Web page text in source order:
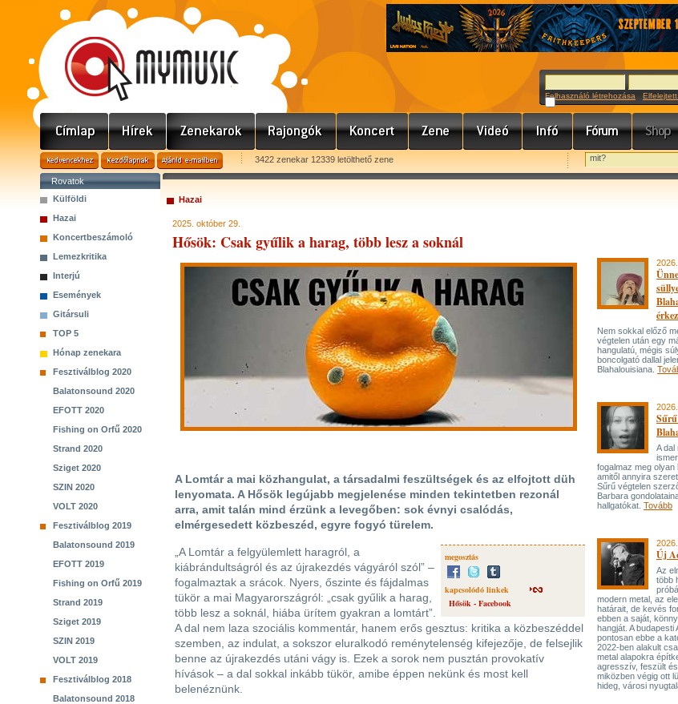
Felhasználó létrehozása
3422 zenekar 12339 letölthető zene
Rovatok
Külföldi
Hazai
Koncertbeszámoló
Lemezkritika
Interjú
Események
Gitársuli
TOP 5
Hónap zenekara
Fesztiválblog 2020
Balatonsound 2020
EFOTT 2020
Fishing on Orfű 2020
Strand 2020
Sziget 2020
SZIN 2020
VOLT 2020
Fesztiválblog 2019
Balatonsound 2019
EFOTT 2019
Fishing on Orfű 2019
Strand 2019
Sziget 2019
SZIN 2019
VOLT 2019
Fesztiválblog 2018
Balatonsound 2018
Hazai
2025. október 29.
Hősök: Csak gyűlik a harag, több lesz a soknál
A Lomtár a mai közhangulat, a társadalmi feszültségek és az elfojtott düh
lenyomata. A Hősök legújabb megjelenése minden tekintetben rezonál
arra, amit talán mind érzünk a levegőben: sok évnyi csalódás,
elmérgesedett közbeszéd, egyre fogyó türelem.
megosztás
kapcsolódó linkek
Hősök - Facebook
„A Lomtár a felgyülemlett haragról, a
kiábrándultságról és az újrakezdés vágyáról szól” –
fogalmaztak a srácok. Nyers, őszinte és fájdalmas
tükör a mai Magyarországról: „csak gyűlik a harag,
több lesz a soknál, hiába ürítem gyakran a lomtárt”.
A dal nem laza szociális kommentár, hanem erős gesztus: kritika a közbeszéddel
szemben, az indulat, a sokszor eluralkodó reménytelenség kifejezője, de felsejlik
benne az újrakezdés utáni vágy is. Ezek a sorok nem pusztán provokatív
hívások – a dal sokkal inkább tükör, amibe éppen nekünk és most kell
belenéznünk.
2026.
Nem sokkal előző
végtelen után egy
hangulatú, mégis
boncolgató dallal
Blahalouisiana.
A dal
fogalmaz meg olyan
amitől annyira
Sűrű végtelen
Barbara
hallgatókat. Tovább
Új
Az
több
modern metal, az
határait, de kevés
ebben a saját,
hangját. A budapesti
pontosan ebbe a
2022-ben alakult
metal alapokra
agresszív, feszült
miközben végig ott
hideg, városi